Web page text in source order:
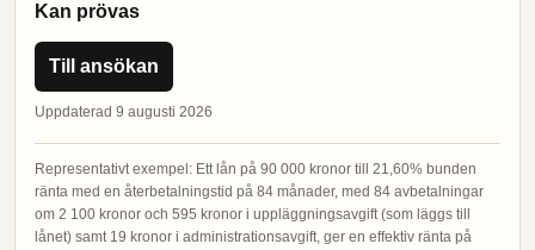
Kan prövas
Till ansökan
Uppdaterad 9 augusti 2026
Representativt exempel: Ett lån på 90 000 kronor till 21,60% bunden
ränta med en återbetalningstid på 84 månader, med 84 avbetalningar
om 2 100 kronor och 595 kronor i uppläggningsavgift (som läggs till
lånet) samt 19 kronor i administrationsavgift, ger en effektiv ränta på